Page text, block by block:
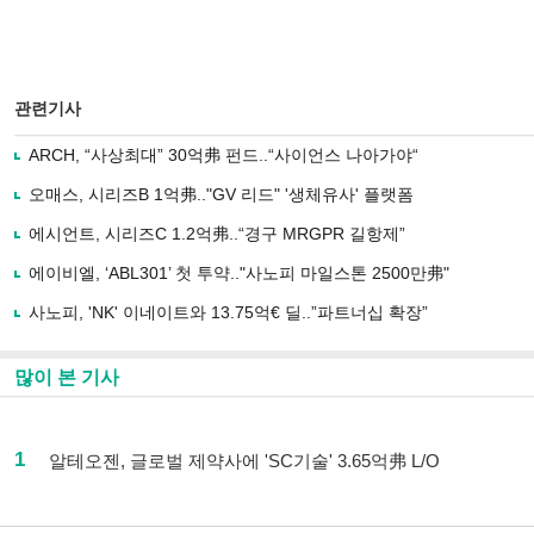
관련기사
ARCH, “사상최대” 30억弗 펀드..“사이언스 나아가야“
오매스, 시리즈B 1억弗.."GV 리드" '생체유사' 플랫폼
에시언트, 시리즈C 1.2억弗..“경구 MRGPR 길항제”
에이비엘, ‘ABL301’ 첫 투약.."사노피 마일스톤 2500만弗"
사노피, 'NK' 이네이트와 13.75억€ 딜..”파트너십 확장”
많이 본 기사
1 알테오젠, 글로벌 제약사에 'SC기술' 3.65억弗 L/O